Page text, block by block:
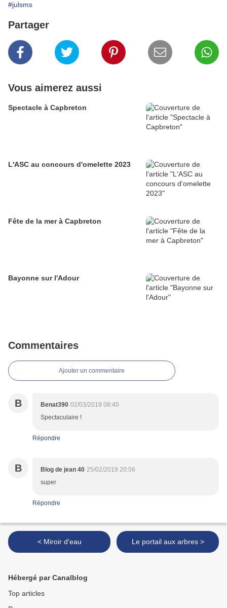
#julsms
Partager
Vous aimerez aussi
Spectacle à Capbreton
L'ASC au concours d'omelette 2023
Fête de la mer à Capbreton
Bayonne sur l'Adour
Commentaires
Ajouter un commentaire
B Benat390 02/03/2019 08:40
Spectaculaire !
Répondre
B Blog de jean 40 25/02/2019 20:56
super
Répondre
< Miroir d'eau Le portail aux arbres >
Hébergé par Canalblog
Top articles